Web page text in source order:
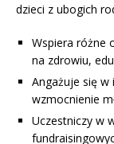
dzieci z ubogich
Wspiera różne
na zdrowiu,
Angażuje się
wzmocnienie
Uczestniczy w